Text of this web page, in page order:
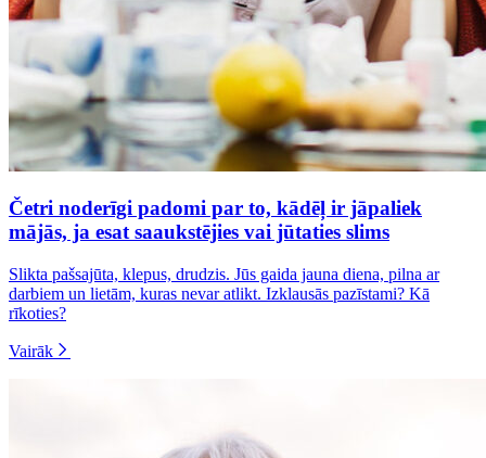
Četri noderīgi padomi par to, kādēļ ir jāpaliek
mājās, ja esat saaukstējies vai jūtaties slims
Slikta pašsajūta, klepus, drudzis. Jūs gaida jauna diena, pilna ar
darbiem un lietām, kuras nevar atlikt. Izklausās pazīstami? Kā
rīkoties?
Vairāk